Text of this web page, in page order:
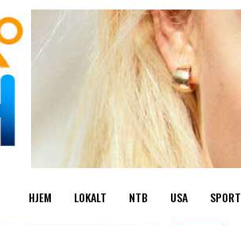
HJEM LOKALT NTB USA SPORT